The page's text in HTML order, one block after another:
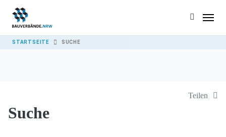
YOU ARE HERE:
STARTSEITE SUCHE
Teilen
Suche